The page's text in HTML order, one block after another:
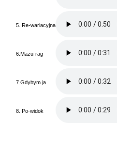
5. Re-wariacyjna
6.Mazu-rag
7.Gdybym ja
8. Po-widok